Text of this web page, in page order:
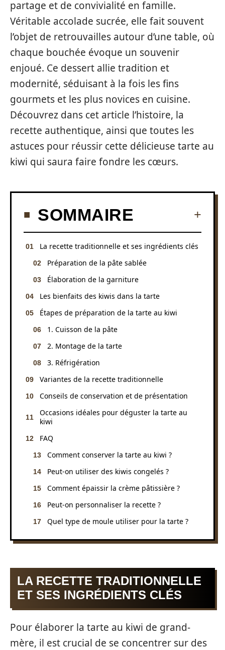
partage et de convivialité en famille.
Véritable accolade sucrée, elle fait souvent
l’objet de retrouvailles autour d’une table, où
chaque bouchée évoque un souvenir
enjoué. Ce dessert allie tradition et
modernité, séduisant à la fois les fins
gourmets et les plus novices en cuisine.
Découvrez dans cet article l’histoire, la
recette authentique, ainsi que toutes les
astuces pour réussir cette délicieuse tarte au
kiwi qui saura faire fondre les cœurs.
SOMMAIRE
La recette traditionnelle et ses ingrédients clés
Préparation de la pâte sablée
Élaboration de la garniture
Les bienfaits des kiwis dans la tarte
Étapes de préparation de la tarte au kiwi
1. Cuisson de la pâte
2. Montage de la tarte
3. Réfrigération
Variantes de la recette traditionnelle
Conseils de conservation et de présentation
Occasions idéales pour déguster la tarte au
kiwi
FAQ
Comment conserver la tarte au kiwi ?
Peut-on utiliser des kiwis congelés ?
Comment épaissir la crème pâtissière ?
Peut-on personnaliser la recette ?
Quel type de moule utiliser pour la tarte ?
LA RECETTE TRADITIONNELLE
ET SES INGRÉDIENTS CLÉS
Pour élaborer la tarte au kiwi de grand-
mère, il est crucial de se concentrer sur des